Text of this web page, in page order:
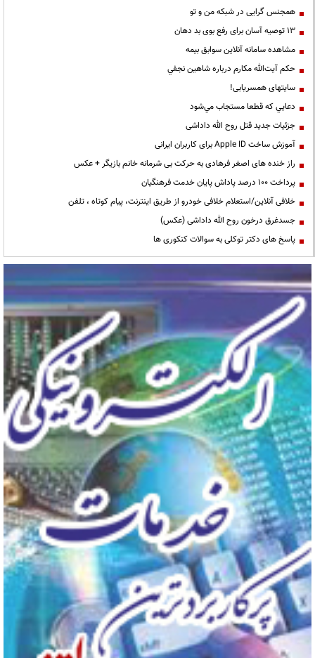
همجنس گرایی در شبکه من و تو
13 توصیه آسان برای رفع بوی بد دهان
مشاهده سامانه آنلاين سوابق بیمه
حكم آيت‌الله مكارم درباره شاهين نجفي
سایتهای همسریابی!
دعايي كه قطعا مستجاب مي‌شود
جزئیات جدید قتل روح الله داداشی
آموزش ساخت Apple ID برای کاربران ایرانی
راز خنده های اصغر فرهادی به حرکت بی شرمانه خانم بازیگر + عکس
پرداخت ۱۰۰ درصد پاداش پایان خدمت فرهنگیان
خلافی آنلاین/استعلام خلافی خودرو از طریق اینترنت، پیام کوتاه ، تلفن
جسدغرق درخون روح الله داداشی (عکس)
پاسخ های دکتر توکلی به سوالات کنکوری ها